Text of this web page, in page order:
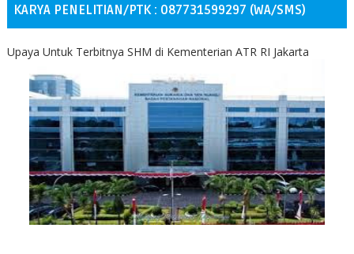
KARYA PENELITIAN/PTK : 087731599297 (WA/SMS)
Upaya Untuk Terbitnya SHM di Kementerian ATR RI Jakarta